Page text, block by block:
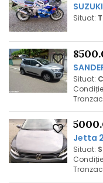
Situat:
Situat:
Jetta
Situat: